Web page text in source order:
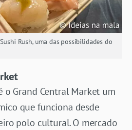
Rush, uma das possibilidades do
o Grand Central Market um
que funciona desde
polo cultural. O mercado